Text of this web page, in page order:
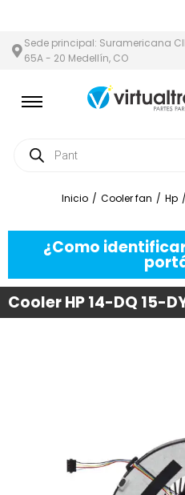
Sede principal: Suramericana
65A - 20 Medellín, CO
Inicio / Cooler fan / Hp /
¿Como
Cooler HP 14-DQ 15-